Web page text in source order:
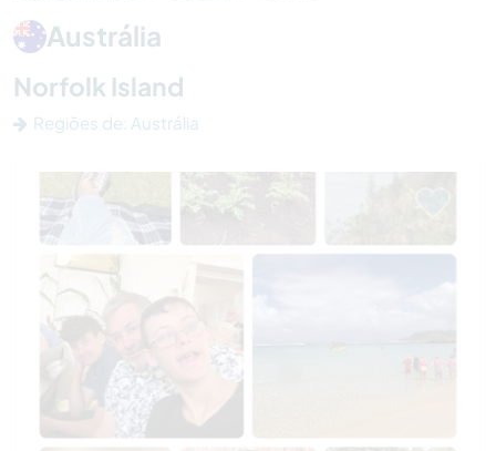
Austrália
Norfolk Island
Regiões de: Austrália